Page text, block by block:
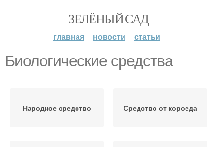
ЗЕЛЁНЫЙ САД
главная новости статьи
Биологические средства
Народное средство Средство от короеда